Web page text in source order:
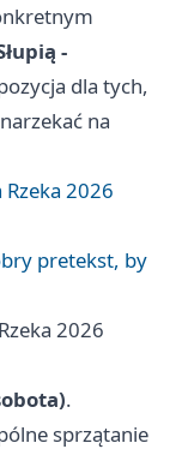
-
dla tych,
na
Rzeka 2026
pretekst, by
2026
.
sprzątanie